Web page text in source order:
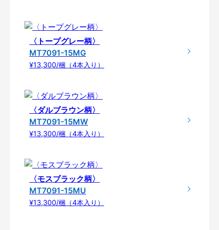
〈トープグレー柄〉
MT7091-15MG
¥13,300/梱（4本入り）
〈ダルブラウン柄〉
MT7091-15MW
¥13,300/梱（4本入り）
〈モスブラック柄〉
MT7091-15MU
¥13,300/梱（4本入り）